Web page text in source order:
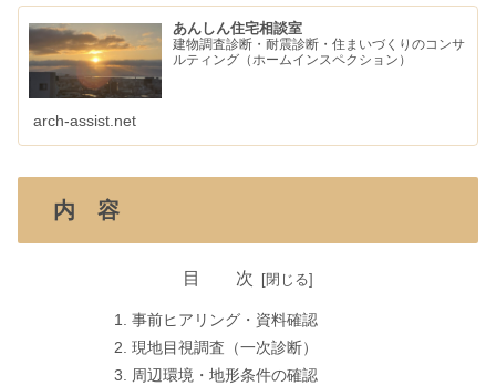
あんしん住宅相談室
建物調査診断・耐震診断・住まいづくりのコンサ
ルティング（ホームインスペクション）
arch-assist.net
内 容
目 次
事前ヒアリング・資料確認
現地目視調査（一次診断）
周辺環境・地形条件の確認